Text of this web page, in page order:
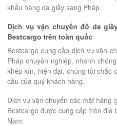
khẩu hàng da giầy sang Pháp.
Dịch vụ vận chuyển đồ da
Bestcargo trên toàn quốc
Bestcargo cung cấp dịch vụ vận
Pháp chuyên nghiệp, nhanh
khép kín, hiện đại, chúng tôi chắc
cầu của quý khách hàng.
Dịch vụ vận chuyển các mặt hàng
Bestcargo được cung cấp trên
Nam: